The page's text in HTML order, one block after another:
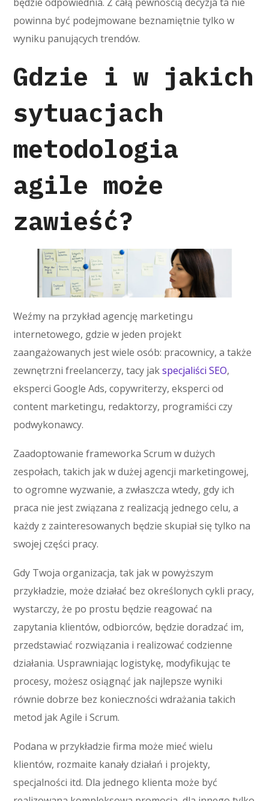
powinna być podejmowane beznamiętnie tylko w
wyniku panujących trendów.
Gdzie i w jakich
sytuacjach
metodologia
agile może
zawieść?
Weźmy na przykład agencję marketingu
internetowego, gdzie w jeden projekt
zaangażowanych jest wiele osób: pracownicy, a także
zewnętrzni freelancerzy, tacy jakspecjaliści SEO,
eksperci Google Ads, copywriterzy, eksperci od
content marketingu, redaktorzy, programiści czy
podwykonawcy.
Zaadoptowanie frameworka Scrum w dużych
zespołach, takich jak w dużej agencji marketingowej,
to ogromne wyzwanie, a zwłaszcza wtedy, gdy ich
praca nie jest związana z realizacją jednego celu, a
każdy z zainteresowanych będzie skupiał się tylko na
swojej części pracy.
Gdy Twoja organizacja, tak jak w powyższym
przykładzie, może działać bez określonych cykli pracy,
wystarczy, że po prostu będzie reagować na
zapytania klientów, odbiorców, będzie doradzać im,
przedstawiać rozwiązania i realizować codzienne
działania. Usprawniając logistykę, modyfikując te
procesy, możesz osiągnąć jak najlepsze wyniki
równie dobrze bez konieczności wdrażania takich
metod jak Agile i Scrum.
Podana w przykładzie firma może mieć wielu
klientów, rozmaite kanały działań i projekty,
specjalności itd. Dla jednego klienta może być